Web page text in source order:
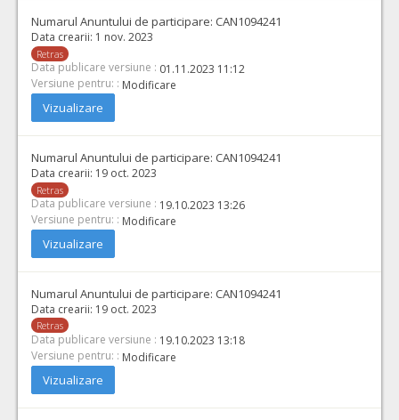
Numarul Anuntului de participare: CAN1094241
Data crearii: 1 nov. 2023
Retras
Data publicare versiune : 01.11.2023 11:12
Versiune pentru: : Modificare
Vizualizare
Numarul Anuntului de participare: CAN1094241
Data crearii: 19 oct. 2023
Retras
Data publicare versiune : 19.10.2023 13:26
Versiune pentru: : Modificare
Vizualizare
Numarul Anuntului de participare: CAN1094241
Data crearii: 19 oct. 2023
Retras
Data publicare versiune : 19.10.2023 13:18
Versiune pentru: : Modificare
Vizualizare